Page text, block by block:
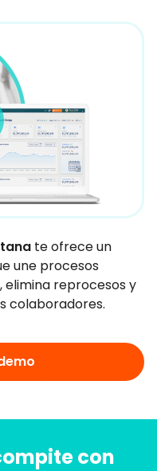
te ofrece un
une procesos
elimina reprocesos y
colaboradores.
con